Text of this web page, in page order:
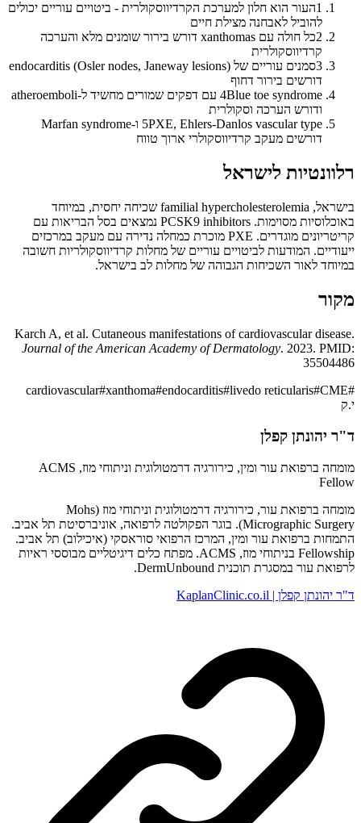
1העור הוא חלון למערכת הקרדיווסקולרית - ביטויים עוריים יכולים
להוביל לאבחנה מצילת חיים
2
כל חולה עם xanthomas דורש בירור שומנים מלא והערכה
קרדיווסקולרית
3
סמנים עוריים של endocarditis (Osler nodes, Janeway lesions)
דורשים בירור דחוף
4
Blue toe syndrome עם דפקים שמורים מחשיד ל-atheroemboli
ודורש הערכה וסקולרית
5
PXE, Ehlers-Danlos vascular type ו-Marfan syndrome
דורשים מעקב קרדיווסקולרי ארוך טווח
רלוונטיות לישראל
בישראל, familial hypercholesterolemia שכיחה יחסית, במיוחד
באוכלוסיות מסוימות. PCSK9 inhibitors נמצאים בסל הבריאות עם
קריטריונים מוגדרים. PXE מוכרת כמחלה נדירה עם מעקב במרכזים
ייעודיים. המודעות לביטויים עוריים של מחלות קרדיווסקולריות חשובה
במיוחד לאור השכיחות הגבוהה של מחלות לב בישראל.
מקור
Karch A, et al. Cutaneous manifestations of cardiovascular disease.
Journal of the American Academy of Dermatology. 2023. PMID:
35504486
#
cardiovascular#xanthoma#endocarditis#livedo reticularis#CME
י.ק
ד"ר יהונתן קפלן
מומחה ברפואת עור ומין, כירורגיה דרמטולוגית וניתוחי מוז, ACMS
Fellow
מומחה ברפואת עור, כירורגיה דרמטולוגית וניתוחי מוז (Mohs
Micrographic Surgery). בוגר הפקולטה לרפואה, אוניברסיטת תל אביב.
התמחות ברפואת עור ומין, המרכז הרפואי סוראסקי (איכילוב) תל אביב.
Fellowship בניתוחי מוז, ACMS. מפתח כלים דיגיטליים מבוססי ראיות
לרפואת עור במסגרת תוכנית DermUnbound.
ד"ר יהונתן קפלן | KaplanClinic.co.il